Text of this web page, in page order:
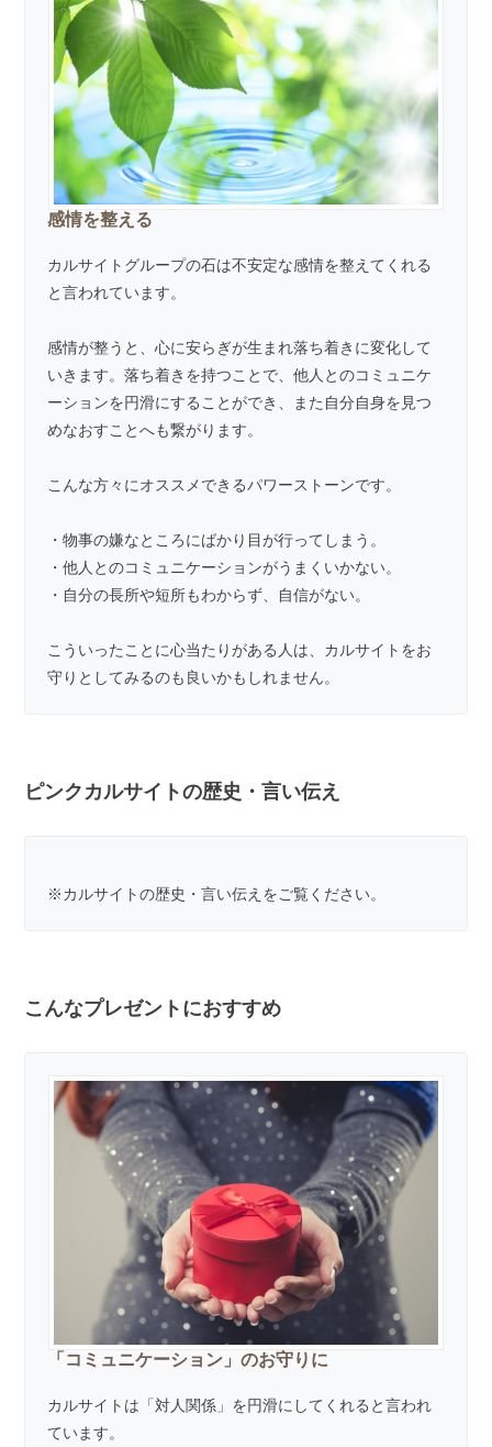
感情を整える
カルサイトグループの石は不安定な感情を整えてくれる
と言われています。
感情が整うと、心に安らぎが生まれ落ち着きに変化して
いきます。落ち着きを持つことで、他人とのコミュニケ
ーションを円滑にすることができ、また自分自身を見つ
めなおすことへも繋がります。
こんな方々にオススメできるパワーストーンです。
・物事の嫌なところにばかり目が行ってしまう。
・他人とのコミュニケーションがうまくいかない。
・自分の長所や短所もわからず、自信がない。
こういったことに心当たりがある人は、カルサイトをお
守りとしてみるのも良いかもしれません。
ピンクカルサイトの歴史・言い伝え
※カルサイトの歴史・言い伝え をご覧ください。
こんなプレゼントにおすすめ
「コミュニケーション」のお守りに
カルサイトは「対人関係」を円滑にしてくれると言われ
ています。